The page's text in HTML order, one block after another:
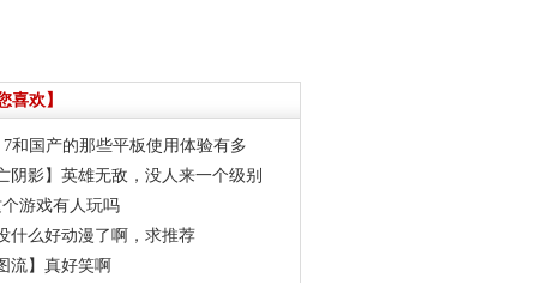
喜欢】
7和国产的那些平板使用体验有多
阴影】英雄无敌，没人来一个级别
个游戏有人玩吗
什么好动漫了啊，求推荐
流】真好笑啊